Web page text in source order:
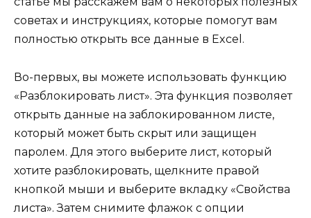
советах и инструкциях, которые помогут вам
полностью открыть все данные в Excel.
Во-первых, вы можете использовать функцию
«Разблокировать лист». Эта функция позволяет
открыть данные на заблокированном листе,
который может быть скрыт или защищен
паролем. Для этого выберите лист, который
хотите разблокировать, щелкните правой
кнопкой мыши и выберите вкладку «Свойства
листа». Затем снимите флажок с опции